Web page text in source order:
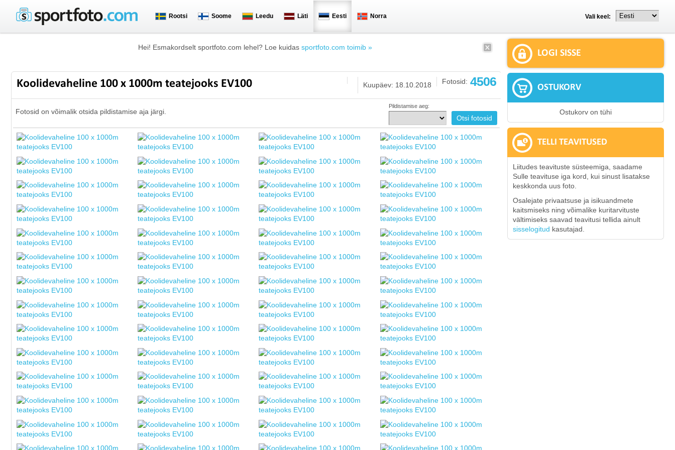
Rootsi Soome Leedu Läti Eesti Norra Vali keel:
Hei! Esmakordselt sportfoto.com lehel? Loe kuidas sportfoto.com toimib »
Koolidevaheline 100 x 1000m teatejooks EV100 Fotosid: 4506
Kuupäev: 18.10.2018
Fotosid on võimalik otsida pildistamise aja järgi.
Pildistamise aeg:
LOGI SISSE
OSTUKORV
Ostukorv on tühi
TELLI TEAVITUSED
Liitudes teavituste süsteemiga, saadame
Sulle teavituse iga kord, kui sinust lisatakse
keskkonda uus foto.
Osalejate privaatsuse ja isikuandmete
kaitsmiseks ning võimalike kuritarvituste
vältimiseks saavad teavitusi tellida ainult
sisselogitud kasutajad.